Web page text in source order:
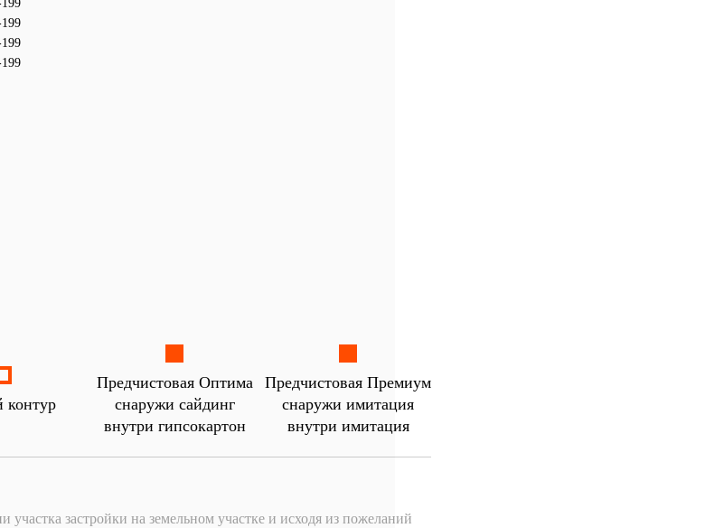
контур
Предчистовая Оптима
снаружи сайдинг
внутри гипсокартон
Предчистовая Премиум
снаружи имитация
внутри имитация
участка застройки на земельном участке и исходя из пожеланий